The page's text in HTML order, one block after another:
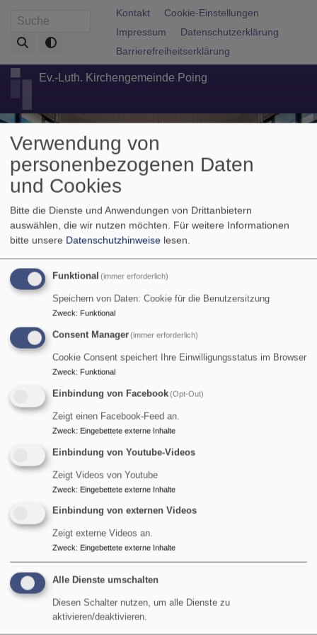
zum
Inhalt
Suche Fußbereichsmenü
Kontakt
Cookie-Einstellungen
Impressum
Datenschutzerklärung
Barrierefreiheitserklärung
Ev.-Luth. Kirchengemeinde Poing
Hauptnavigation
Breadcrumb
Startseite Gemeindeleben
Kammerorchester
Probe:
Das Kammerorchester trifft sich vierzehntägig freitags
um 20:00 Uhr im Gemeindezentrum Markt Schwaben
Um im Orchester mitzuspielen, wäre eine vorherige
Absprache mit Christiane Iwainski sinnvoll.
Leitung und Ansprechpartnerin:
Kantorin Christiane Iwainski, Tel.: 08122/40347
Musik
Verwendung von
personenbezogenen Daten
und Cookies
Bitte die Dienste und Anwendungen von Drittanbietern
auswählen, die wir nutzen möchten. Für weitere Informationen
bitte unsere Datenschutzhinweise lesen.
Funktional (immer erforderlich)
Speichern von Daten: Cookie für die Benutzersitzung
Zweck: Funktional
Consent Manager(immer erforderlich)
Cookie Consent speichert Ihre Einwilligungsstatus im Browser
Zweck: Funktional
Einbindung von Facebook(Opt-Out)
Zeigt einen Facebook-Feed an.
Zweck: Eingebettete externe Inhalte
Einbindung von Youtube-Videos
Zeigt Videos von Youtube
Zweck: Eingebettete externe Inhalte
Einbindung von externen Videos
Zeigt externe Videos an.
Zweck: Eingebettete externe Inhalte
Alle Dienste umschalten
Diesen Schalter nutzen, um alle Dienste zu
aktivieren/deaktivieren.